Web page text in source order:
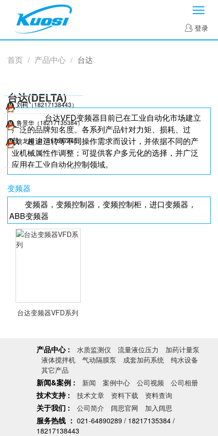
登录
首页 / 产品中心 / 台达
台达(DELTA)
台达VFD变频器目前已在工业自动化市场建立
广泛的品牌知名度。各系列产品针对力矩、损耗、过
载、超速运转等不同操作需求而设计，并依据不同的产
业机械属性作调整；可提供客户多元化的选择，并广泛
应用在工业自动化控制领域。
变频器
变频器，变频控制器，变频控制柜，进口变频器，
ABB变频器
台达变频器VFD系
列
<查看详情>
台达变频器VFD系列
产品中心 : 水质监测仪 流量液位压力
加药计量泵
液体搅拌机
气动隔膜泵 成套加药系统
纯水设备
其它产品
新闻&案例 : 新闻 案例中心 公司视频 公司相册
技术支持 : 技术文章 资料下载 资料查询
关于我们 : 公司简介 阔思官网 加入阔思
服务热线 ： 021-64890289 / 18217135384 /
18217138443
刘柯（18217138443）
鲁景华（18217135384）
徐龙梅（17317697985）